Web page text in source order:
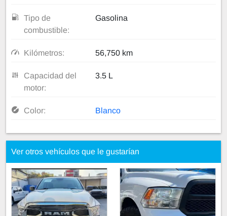
Tipo de
combustible:
Gasolina
Kilómetros: 56,750 km
Capacidad del
motor:
3.5 L
Color: Blanco
Ver otros vehículos que le gustarían